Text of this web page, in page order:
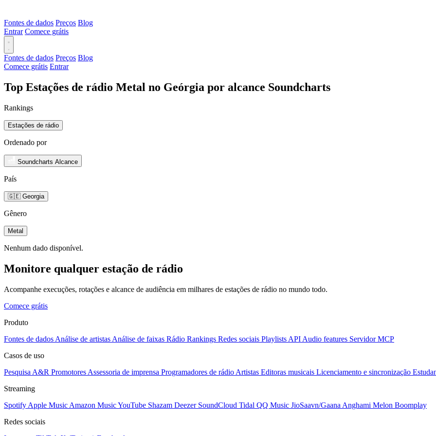
Fontes de dados Preços Blog
Entrar Comece grátis
Fontes de dados Preços Blog
Comece grátis Entrar
Top Estações de rádio Metal no Geórgia por alcance Soundcharts
Rankings
Estações de rádio
Ordenado por
Soundcharts Alcance
País
🇬🇪 Georgia
Gênero
Metal
Nenhum dado disponível.
Monitore qualquer estação de rádio
Acompanhe execuções, rotações e alcance de audiência em milhares de estações de rádio no mundo todo.
Comece grátis
Produto
Fontes de dados Análise de artistas Análise de faixas Rádio Rankings Redes sociais Playlists API Audio features Servidor MCP
Casos de uso
Pesquisa A&R Promotores Assessoria de imprensa Programadores de rádio Artistas Editoras musicais Licenciamento e sincronização
Streaming
Spotify Apple Music Amazon MusicYouTube Shazam Deezer SoundCloud Tidal QQ Music JioSaavn/Gaana Anghami Melon Boomplay
Redes sociais